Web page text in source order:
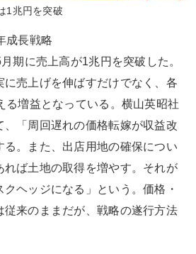
1兆円を突破
成長戦略
期に売上高が1兆円を突破した。
売上げを伸ばすだけでなく、各
る増益となっている。横山英昭社
「周回遅れの価格転嫁が収益改
。また、出店用地の確保につい
れば土地の取得を増やす。それが
ヘッジになる」という。価格・
従来のままだが、戦略の遂行方法